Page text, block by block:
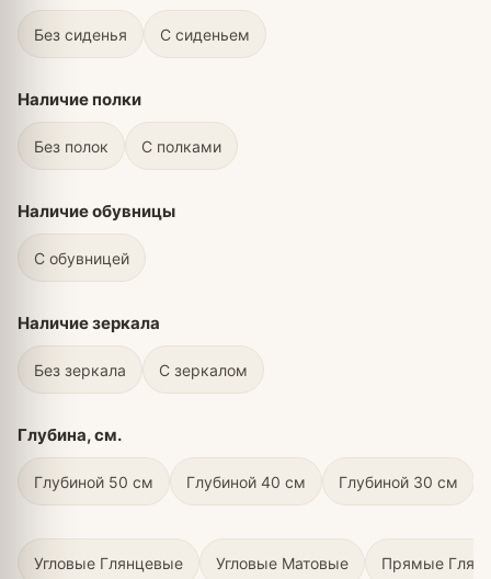
Без сиденья С сиденьем
Наличие полки
Без полок С полками
Наличие обувницы
С обувницей
Наличие зеркала
Без зеркала С зеркалом
Глубина, см.
Глубиной 50 см Глубиной 40 см Глубиной 30 см
Угловые Глянцевые Угловые Матовые Прямые